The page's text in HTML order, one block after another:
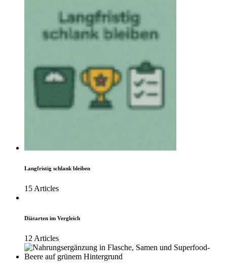
Langfristig schlank bleiben
15 Articles
Diätarten im Vergleich
12 Articles